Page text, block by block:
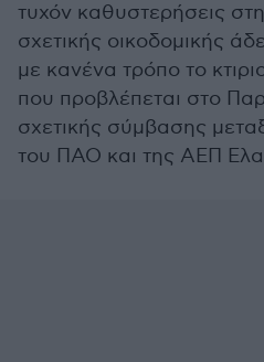
τυχόν καθυστερήσεις
σχετικής οικοδομικής
με κανένα τρόπο το
που προβλέπεται στο
σχετικής σύμβασης
του ΠΑΟ και της ΑΕΠ